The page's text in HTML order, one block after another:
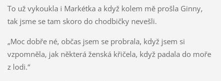
To už vykoukla i Markétka a když kolem mě prošla Ginny,
tak jsme se tam skoro do chodbičky nevešli.
„Moc dobře né, občas jsem se probrala, když jsem si
vzpomněla, jak některá ženská křičela, když padala do moře
z lodi.“